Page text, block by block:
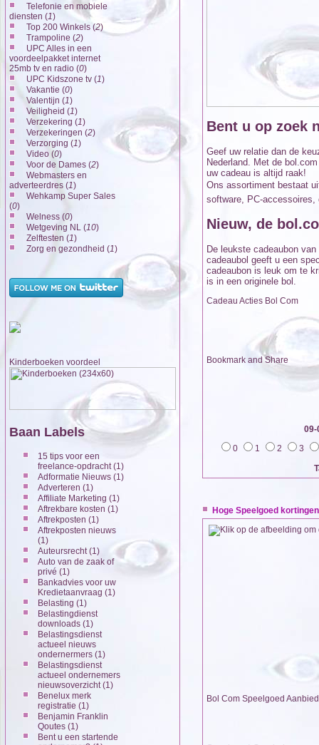
Telefonie en mobiele
diensten (1)
Top 200 Winkels (2)
Trampoline (2)
UPC Alles in een
voordeelpakket internet
25mb tv en radio (0)
UPC Kidszone tv (1)
Vakantie (0)
Valentijn (1)
Veiligheid (1)
Verzekering (1)
Verzekeringen (2)
Verzorging (1)
Video (0)
Voor de Dames (2)
Webmasters en
adverteerdres (1)
Wehkamp Super Sales
(0)
Welness (0)
Wetgeving NL (10)
Zelftesten (1)
Zorg en gezondheid (1)
Kinderboeken voordeel
Baan Labels
15 tips voor een
freelance-opdracht (1)
Adformatie Nieuws (1)
Adverteren (1)
Affiliate Marketing (1)
Aftrekbare kosten (1)
Aftrekposten (1)
Aftrekposten nieuws
(1)
Auteursrecht (1)
Auto van de zaak of
privé (1)
Bankadvies voor uw
Kredietaanvraag (1)
Belasting (1)
Belastingdienst
downloads (1)
Belastingsdienst
actueel nieuws
ondernermers (1)
Belastingsdienst
actueel ondernemers
nieuwsoverzicht (1)
Benelux merk
registratie (1)
Benjamin Franklin
Qoutes (1)
Bent u een startende
Bent u op zoek
Geef uw relatie dan de
Nederland. Met de
uw cadeau is altijd raak!
Ons assortiment bestaat
software, PC-
Nieuw, de
De leukste cadeaubon
cadeaubol geeft u een
cadeaubon is leuk om te
is in een originele bol.
Cadeau Acties Bol Com
09-
0
1 2
3
Hoge Speelgoed
Bol Com Speelgoed